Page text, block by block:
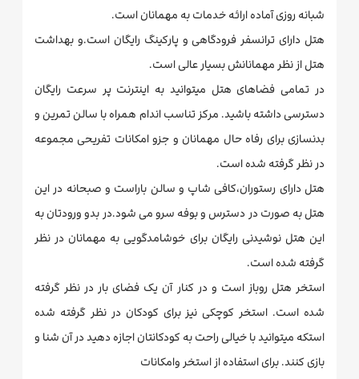
شبانه روزی آماده ارائه خدمات به مهمانان است.
هتل دارای ترانسفر فرودگاهی و پارکینگ رایگان است.و بهداشت
هتل از نظر مهمانانش بسیار عالی است.
در تمامی فضاهای هتل میتوانید به اینترنت پر سرعت رایگان
دسترسی داشته باشید. مرکز تناسب اندام همراه با سالن تمرین و
بدنسازی برای رفاه حال مهمانان و جزو امکانات تفریحی مجموعه
در نظر گرفته شده است.
هتل دارای رستوران،کافی شاپ و سالن باراست و صبحانه در این
هتل به صورت در دسترس و بوفه سرو می شود.در بدو ورودتان به
این هتل نوشیدنی رایگان برای خوشامدگویی به مهمانان در نظر
گرفته شده است.
استخر هتل روباز است و در کنار آن یک فضای بار در نظر گرفته
شده است. استخر کوچکی نیز برای کودکان در نظر گرفته شده
استکه میتوانید با خیالی راحت به کودکانتان اجازه دهید در آن شنا و
بازی کنند. برای استفاده از استخر وامکانات